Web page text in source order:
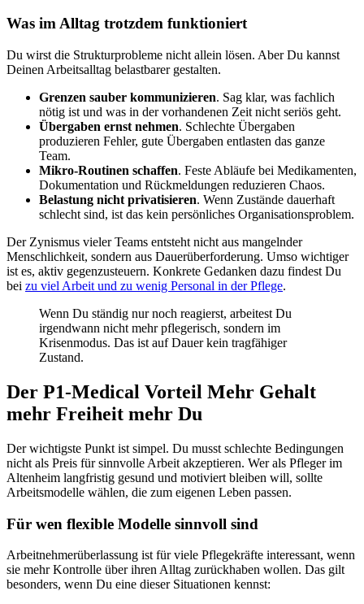
Was im Alltag trotzdem funktioniert
Du wirst die Strukturprobleme nicht allein lösen. Aber Du kannst
Deinen Arbeitsalltag belastbarer gestalten.
Grenzen sauber kommunizieren. Sag klar, was fachlich
nötig ist und was in der vorhandenen Zeit nicht seriös geht.
Übergaben ernst nehmen. Schlechte Übergaben
produzieren Fehler, gute Übergaben entlasten das ganze
Team.
Mikro-Routinen schaffen. Feste Abläufe bei Medikamenten,
Dokumentation und Rückmeldungen reduzieren Chaos.
Belastung nicht privatisieren. Wenn Zustände dauerhaft
schlecht sind, ist das kein persönliches Organisationsproblem.
Der Zynismus vieler Teams entsteht nicht aus mangelnder
Menschlichkeit, sondern aus Dauerüberforderung. Umso wichtiger
ist es, aktiv gegenzusteuern. Konkrete Gedanken dazu findest Du
bei zu viel Arbeit und zu wenig Personal in der Pflege.
Wenn Du ständig nur noch reagierst, arbeitest Du
irgendwann nicht mehr pflegerisch, sondern im
Krisenmodus. Das ist auf Dauer kein tragfähiger
Zustand.
Der P1-Medical Vorteil Mehr Gehalt
mehr Freiheit mehr Du
Der wichtigste Punkt ist simpel. Du musst schlechte Bedingungen
nicht als Preis für sinnvolle Arbeit akzeptieren. Wer als Pfleger im
Altenheim langfristig gesund und motiviert bleiben will, sollte
Arbeitsmodelle wählen, die zum eigenen Leben passen.
Für wen flexible Modelle sinnvoll sind
Arbeitnehmerüberlassung ist für viele Pflegekräfte interessant, wenn
sie mehr Kontrolle über ihren Alltag zurückhaben wollen. Das gilt
besonders, wenn Du eine dieser Situationen kennst: